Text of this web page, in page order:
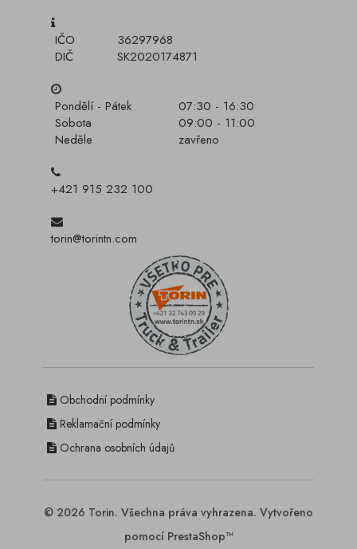
IČO
36297968
DIČ
SK2020174871
Pondělí - Pátek
07:30 - 16:30
Sobota
09:00 - 11:00
Neděle
zavřeno
+421 915 232 100
torin@torintn.com
Obchodní podmínky
Reklamační podmínky
Ochrana osobních údajů
© 2026 Torin. Všechna práva vyhrazena. Vytvořeno
pomocí PrestaShop™